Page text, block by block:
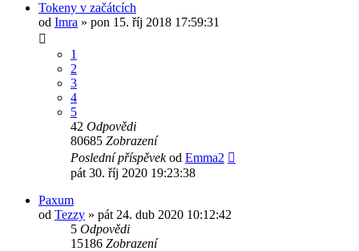
Tokeny v začátcích
od Imra » pon 15. říj 2018 17:59:31
1
2
3
4
5
42 Odpovědi
80685 Zobrazení
Poslední příspěvekod Emma2
pát 30. říj 2020 19:23:38
Paxum
od Tezzy » pát 24. dub 2020 10:12:42
5 Odpovědi
15186 Zobrazení